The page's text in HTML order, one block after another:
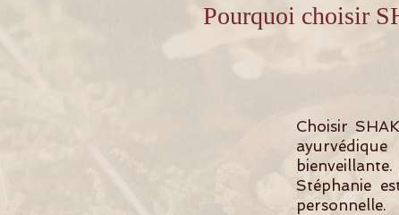
Pourquoi choisir
Choisir
Stéphanie
personnelle.